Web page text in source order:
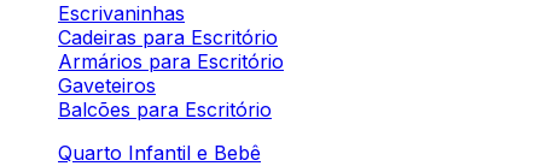
Escrivaninhas
Cadeiras para Escritório
Armários para Escritório
Gaveteiros
Balcões para Escritório
Quarto Infantil e Bebê